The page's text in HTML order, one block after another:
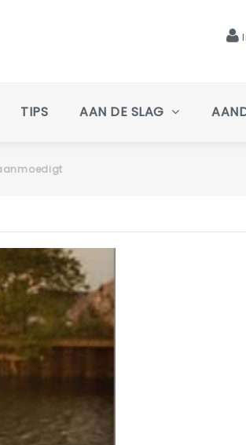
TIPS AAN DE SLAG